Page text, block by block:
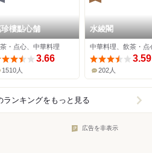
樓點心舗
・点心、中華料理
3.66
1510人
水綾閣
中華料理、飲茶・点
3.59
202人
ランキングをもっと見る
広告を非表示